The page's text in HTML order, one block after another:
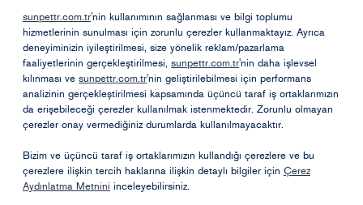
sunpettr.com.tr'nin kullanımının sağlanması ve bilgi toplumu
hizmetlerinin sunulması için zorunlu çerezler kullanmaktayız. Ayrıca
deneyiminizin iyileştirilmesi, size yönelik reklam/pazarlama
faaliyetlerinin gerçekleştirilmesi, sunpettr.com.tr'nin daha işlevsel
kılınması ve sunpettr.com.tr'nin geliştirilebilmesi için performans
analizinin gerçekleştirilmesi kapsamında üçüncü taraf iş ortaklarımızın
da erişebileceği çerezler kullanılmak istenmektedir. Zorunlu olmayan
çerezler onay vermediğiniz durumlarda kullanılmayacaktır.
Bizim ve üçüncü taraf iş ortaklarımızın kullandığı çerezlere ve bu
çerezlere ilişkin tercih haklarına ilişkin detaylı bilgiler için Çerez
Aydınlatma Metnini inceleyebilirsiniz.
Bayilik Formu
Opet Sosyal Sorumluk Projeleri